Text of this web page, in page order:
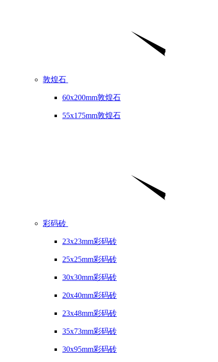
敦煌石
60x200mm敦煌石
55x175mm敦煌石
彩码砖
23x23mm彩码砖
25x25mm彩码砖
30x30mm彩码砖
20x40mm彩码砖
23x48mm彩码砖
35x73mm彩码砖
30x95mm彩码砖